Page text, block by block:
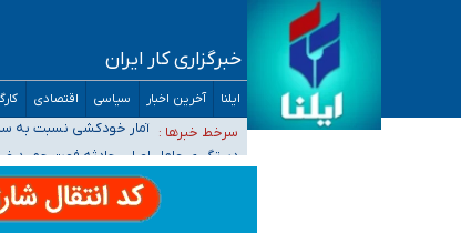
خبرگزاری کار ایران
ایلنا آخرین اخبار سیاسی اقتصادی
سرخط خبرها :
سیدحسن خمینی عزادار شد
آمار خودکشی نسبت به
دستگیری عامل اصلی
نباید تفسیرهای سلیقه‌ای از مواضع
«زیرمیزی» برای داوطلبان پزشکی